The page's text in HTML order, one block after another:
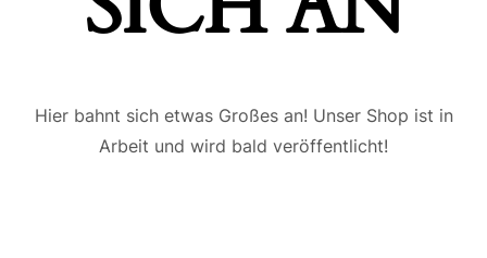
Hier bahnt sich etwas Großes an! Unser Shop ist in
Arbeit und wird bald veröffentlicht!